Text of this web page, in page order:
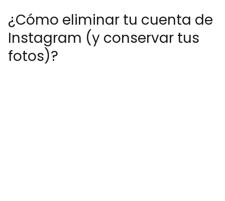
¿Cómo eliminar tu cuenta de
Instagram (y conservar tus
fotos)?